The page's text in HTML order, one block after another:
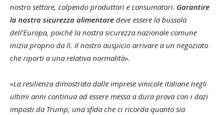
nostro settore, colpendo produttori e consumatori. Garantire
la nostra sicurezza alimentare deve essere la bussola
dell'Europa, poiché la nostra sicurezza nazionale comune
inizia proprio da lì. Il nostro auspicio arrivare a un negoziato
che riporti a una relativa normalità».
«La resilienza dimostrata dalle imprese vinicole italiane negli
ultimi anni continua ad essere messa a dura prova con i dazi
imposti da Trump, una sfida che ci ricorda quanto sia